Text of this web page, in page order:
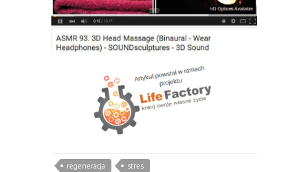
regeneracja stres